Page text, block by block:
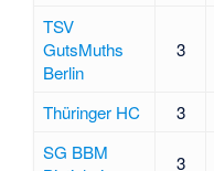
TSV
GutsMuths
Berlin
3
Thüringer HC 3
SG BBM
3